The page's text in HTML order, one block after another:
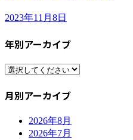
2023年11月8日
年別アーカイブ
月別アーカイブ
2026年8月
2026年7月